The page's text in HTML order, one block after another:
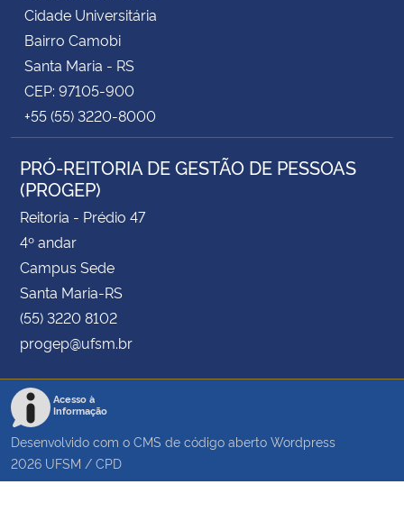
Cidade Universitária
Bairro Camobi
Santa Maria - RS
CEP: 97105-900
+55 (55) 3220-8000
PRÓ-REITORIA DE GESTÃO DE PESSOAS
(PROGEP)
Reitoria - Prédio 47
4º andar
Campus Sede
Santa Maria-RS
(55) 3220 8102
progep@ufsm.br
Acesso à
Informação
Desenvolvido com o CMS de código aberto Wordpress
2026 UFSM / CPD